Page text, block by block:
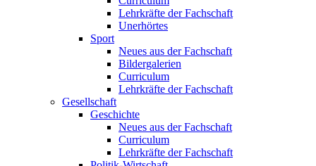
Lehrkräfte der Fachschaft
Unerhörtes
Sport
Neues aus der Fachschaft
Bildergalerien
Curriculum
Lehrkräfte der Fachschaft
Gesellschaft
Geschichte
Neues aus der Fachschaft
Curriculum
Lehrkräfte der Fachschaft